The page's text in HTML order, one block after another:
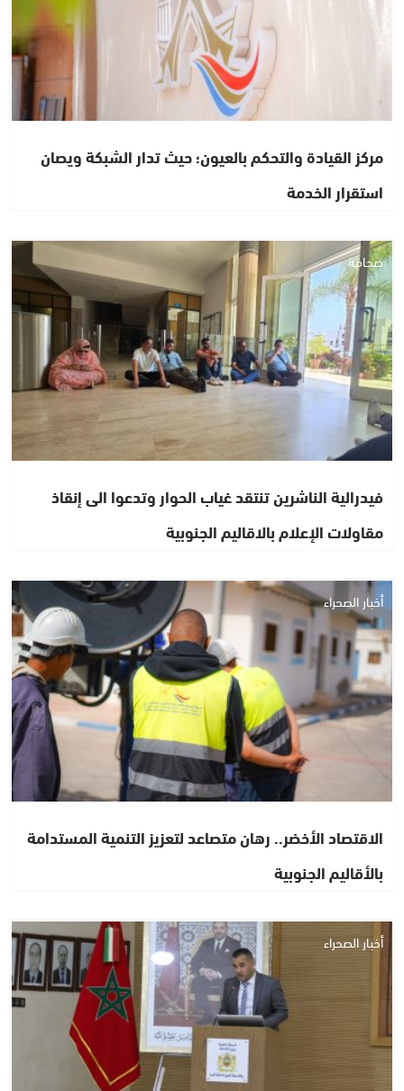
مركز القيادة والتحكم بالعيون؛ حيث تدار الشبكة ويصان
استقرار الخدمة
صحافة
فيدرالية الناشرين تنتقد غياب الحوار وتدعوا الى إنقاذ
مقاولات الإعلام بالاقاليم الجنوبية
أخبار الصحراء
الاقتصاد الأخضر.. رهان متصاعد لتعزيز التنمية المستدامة
بالأقاليم الجنوبية
أخبار الصحراء